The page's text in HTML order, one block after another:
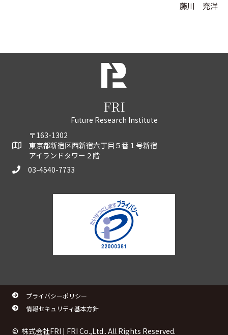
藤川 充洋
FRI
Future Research Institute
〒163-1302
東京都新宿区西新宿六丁目５番１号新宿
アイランドタワー２階
03-4540-7733
プライバシーポリシー
情報セキュリティ基本方針
© 株式会社FRI | FRI Co.,Ltd.. All Rights Reserved.